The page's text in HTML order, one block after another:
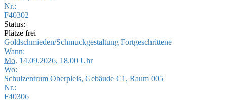
Nr.:
F40302
Status:
Plätze frei
Goldschmieden/Schmuckgestaltung Fortgeschrittene
Wann:
Mo. 14.09.2026, 18.00 Uhr
Wo:
Schulzentrum Oberpleis, Gebäude C1, Raum 005
Nr.:
F40306